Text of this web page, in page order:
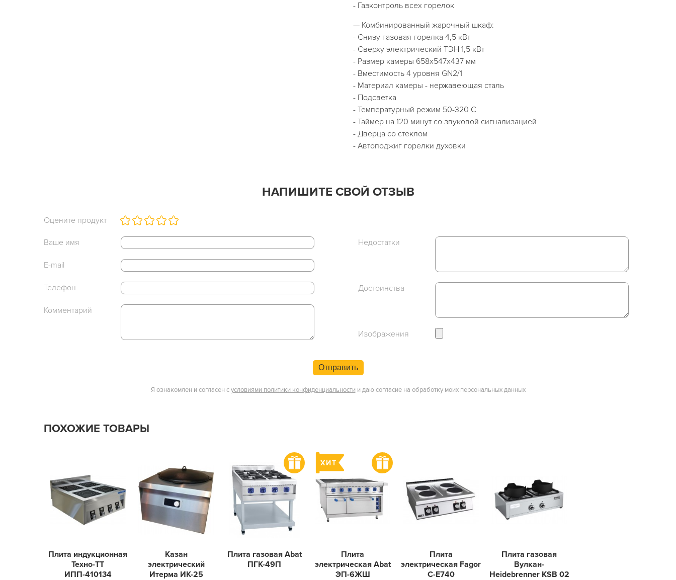
- Газконтроль всех горелок
— Комбинированный жарочный шкаф:
- Снизу газовая горелка 4,5 кВт
- Сверху электрический ТЭН 1,5 кВт
- Размер камеры 658х547х437 мм
- Вместимость 4 уровня GN2/1
- Материал камеры - нержавеющая сталь
- Подсветка
- Температурный режим 50-320 С
- Таймер на 120 минут со звуковой сигнализацией
- Дверца со стеклом
- Автоподжиг горелки духовки
НАПИШИТЕ СВОЙ ОТЗЫВ
Оцените продукт
Ваше имя
E-mail
Телефон
Комментарий
Недостатки
Достоинства
Изображения
Отправить
Я ознакомлен и согласен сусловиями политики конфиденциальности и даю согласие на обработку моих персональных данных
ПОХОЖИЕ ТОВАРЫ
Плита индукционная
Техно-ТТ
ИПП-410134
Казан
электрический
Итерма ИК-25
Плита газовая Abat
ПГК-49П
Плита
электрическая Abat
ЭП-6ЖШ
Плита
электрическая Fagor
C-E740
Плита газовая
Вулкан-
Heidebrenner KSB 02